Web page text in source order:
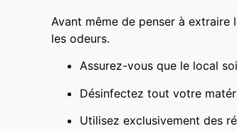
Avant même de penser à
les odeurs.
Assurez-vous que le local
Désinfectez tout votre
Utilisez exclusivement des